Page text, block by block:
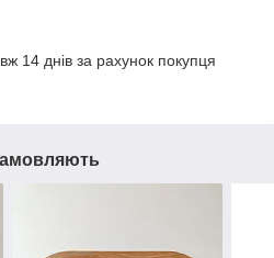
14 днів за рахунок покупця